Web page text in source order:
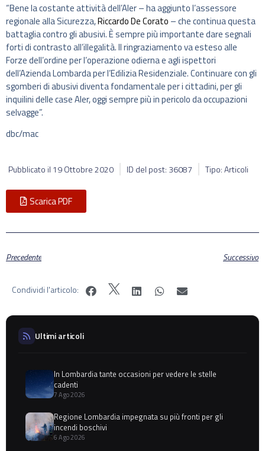
“Bene la costante attività dell’Aler – ha aggiunto l’assessore
regionale alla Sicurezza,Riccardo De Corato – che continua questa
battaglia contro gli abusivi. È sempre più importante dare segnali
forti di contrasto all’illegalità. Il ringraziamento va esteso alle
Forze dell’ordine per l’operazione odierna e agli ispettori
dell’Azienda Lombarda per l’Edilizia Residenziale. Continuare con gli
sgomberi di abusivi diventa fondamentale per i cittadini, per gli
inquilini delle case Aler, oggi sempre più in pericolo da occupazioni
selvagge”.
dbc/mac
Pubblicato il 19 Ottobre 2020 ID del post: 36087 Tipo: Articoli
Scarica PDF
Precedente Successivo
Condividi l'articolo:
Ultimi articoli
In Lombardia tante occasioni per vedere le stelle
cadenti
7 Ago 2026
Regione Lombardia impegnata su più fronti per gli
incendi boschivi
6 Ago 2026